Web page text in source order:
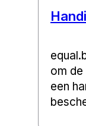
om
een